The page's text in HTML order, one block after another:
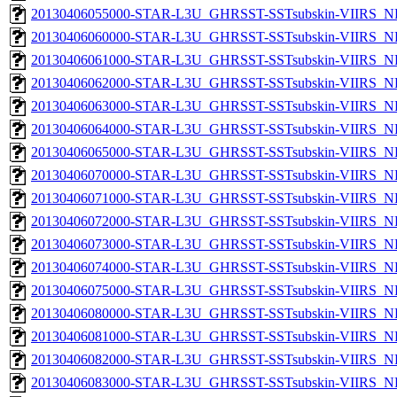
20130406055000-STAR-L3U_GHRSST-SSTsubskin-
20130406060000-STAR-L3U_GHRSST-SSTsubskin-
20130406061000-STAR-L3U_GHRSST-SSTsubskin-
20130406062000-STAR-L3U_GHRSST-SSTsubskin-
20130406063000-STAR-L3U_GHRSST-SSTsubskin-
20130406064000-STAR-L3U_GHRSST-SSTsubskin-
20130406065000-STAR-L3U_GHRSST-SSTsubskin-
20130406070000-STAR-L3U_GHRSST-SSTsubskin-
20130406071000-STAR-L3U_GHRSST-SSTsubskin-
20130406072000-STAR-L3U_GHRSST-SSTsubskin-
20130406073000-STAR-L3U_GHRSST-SSTsubskin-
20130406074000-STAR-L3U_GHRSST-SSTsubskin-
20130406075000-STAR-L3U_GHRSST-SSTsubskin-
20130406080000-STAR-L3U_GHRSST-SSTsubskin-
20130406081000-STAR-L3U_GHRSST-SSTsubskin-
20130406082000-STAR-L3U_GHRSST-SSTsubskin-
20130406083000-STAR-L3U_GHRSST-SSTsubskin-